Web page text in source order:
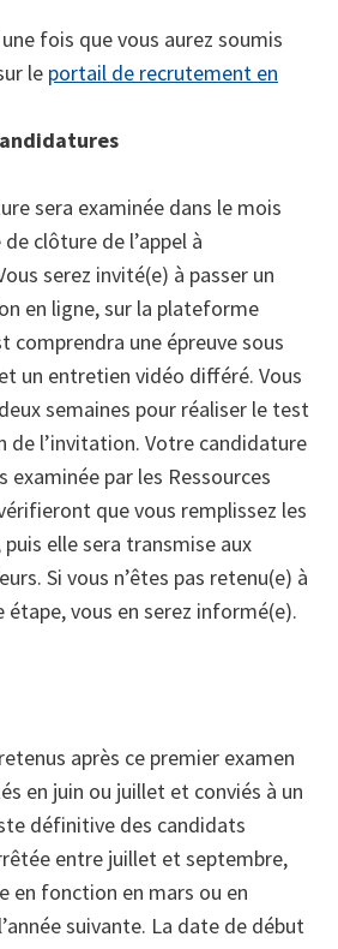
fois que vous aurez soumis
le portail de recrutement en
sera examinée dans le mois
clôture de l’appel à
serez invité(e) à passer un
en ligne, sur la plateforme
comprendra une épreuve sous
un entretien vidéo différé. Vous
semaines pour réaliser le test
de l’invitation. Votre candidature
examinée par les Ressources
que vous remplissez les
elle sera transmise aux
Si vous n’êtes pas retenu(e) à
étape, vous en serez informé(e).
après ce premier examen
en juin ou juillet et conviés à un
définitive des candidats
entre juillet et septembre,
en fonction en mars ou en
suivante. La date de début